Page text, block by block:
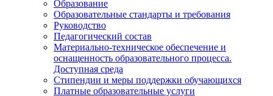
Образование
Образовательные стандарты и требования
Руководство
Педагогический состав
Материально-техническое обеспечение и
оснащенность образовательного процесса.
Доступная среда
Стипендии и меры поддержки обучающихся
Платные образовательные услуги